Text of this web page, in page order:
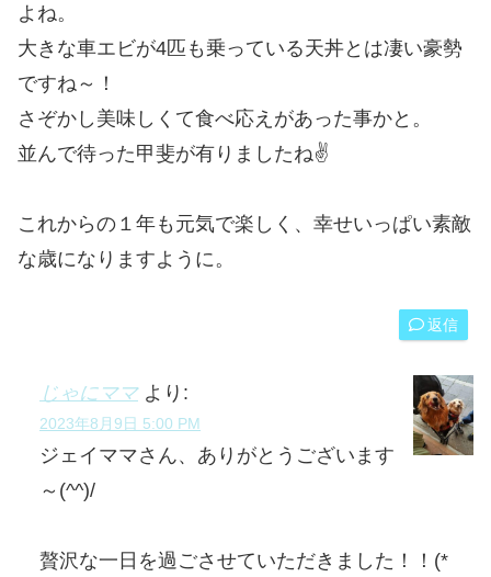
よね。
大きな車エビが4匹も乗っている天丼とは凄い豪勢
ですね～！
さぞかし美味しくて食べ応えがあった事かと。
並んで待った甲斐が有りましたね✌
これからの１年も元気で楽しく、幸せいっぱい素敵
な歳になりますように。
返信
じゃにママ より:
2023年8月9日 5:00 PM
ジェイママさん、ありがとうございます
～(^^)/
贅沢な一日を過ごさせていただきました！！(*